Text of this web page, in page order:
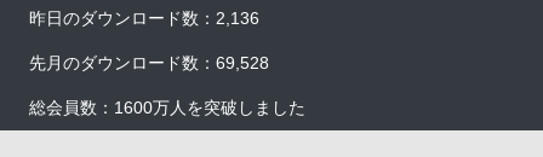
昨日のダウンロード数：2,136
先月のダウンロード数：69,528
総会員数：1600万人を突破しました